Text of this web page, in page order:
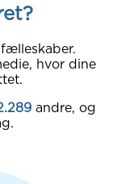
hvor dine
andre, og